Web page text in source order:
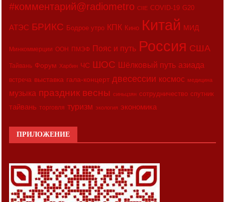
#комментарий@radiometro CIIE COVID-19 G20
АТЭС БРИКС Бодрое утро КПК Кино Китай МИД
Минкоммерции ООН ПМЭФ Пояс и путь Россия США
Тайвань Форум Харбин ЧС ШОС Шёлковый путь азиада
встреча выставка гала-концерт двесессии космос медицина
музыка праздник весны синьцзян сотрудничество спутник
тайвань торговля туризм экология экономика
ПРИЛОЖЕНИЕ